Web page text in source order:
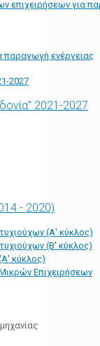
επιχειρήσεων για
παραγωγή ενέργειας
2027
2021-2027
- 2020)
(Α' κύκλος)
(Β' κύκλος)
κύκλος)
Επιχειρήσεων